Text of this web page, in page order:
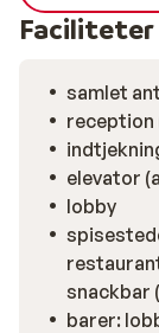
Faciliteter
samlet
reception
elevator
lobby
snackbar
barer: